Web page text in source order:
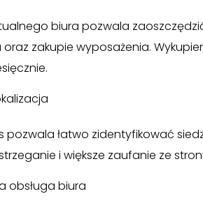
biura pozwala
oraz zakupie wyposażenia.
pozwala łatwo zidentyfikować
i większe zaufanie ze
obsługa biura